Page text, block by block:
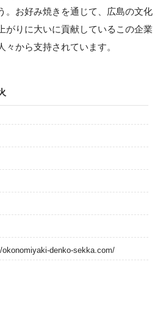
。お好み焼きを通じて、広島の文化
がりに大いに貢献しているこの企業
から支持されています。
okonomiyaki-denko-sekka.com/